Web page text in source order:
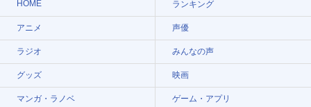
HOME ランキング
アニメ 声優
ラジオ みんなの声
グッズ 映画
マンガ・ラノベ ゲーム・アプリ